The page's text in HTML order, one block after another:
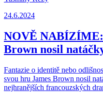
24.6.2024
NOVĚ
Brown nosil
Fantazie o identitě nebo
svou hru James Brown nosil
nejhranějších francouzských